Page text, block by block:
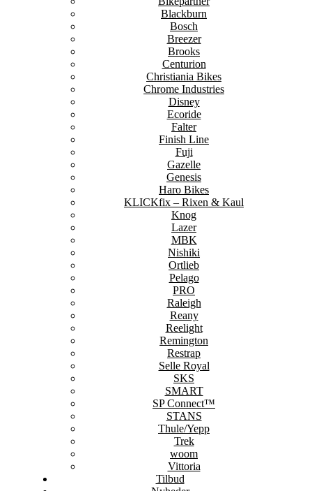
Blackburn
Bosch
Breezer
Brooks
Centurion
Christiania Bikes
Chrome Industries
Disney
Ecoride
Falter
Finish Line
Fuji
Gazelle
Genesis
Haro Bikes
KLICKfix – Rixen & Kaul
Knog
Lazer
MBK
Nishiki
Ortlieb
Pelago
PRO
Raleigh
Reany
Reelight
Remington
Restrap
Selle Royal
SKS
SMART
SP Connect™
STANS
Thule/Yepp
Trek
woom
Vittoria
Tilbud